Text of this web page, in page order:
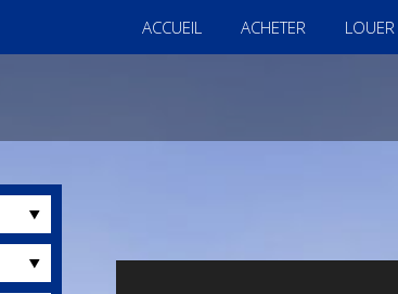
ACCUEIL ACHETER LOUER